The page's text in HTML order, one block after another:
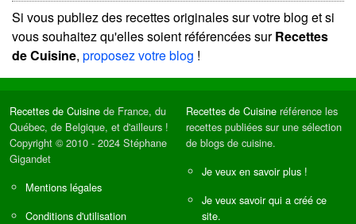
Si vous publiez des recettes originales sur votre blog et si
vous souhaitez qu'elles soient référencées surRecettes
de Cuisine, proposez votre blog !
Recettes de Cuisine de France, du
Québec, de Belgique, et d'ailleurs !
Copyright © 2010 - 2024 Stéphane
Gigandet
Mentions légales
Conditions d'utilisation
Recettes de Cuisine référence les
recettes publiées sur une sélection
de blogs de cuisine.
Je veux en savoir plus !
Je veux savoir qui a créé ce
site.